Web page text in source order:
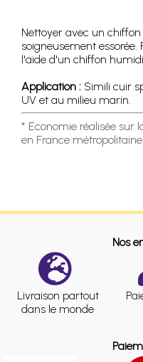
Nettoyer avec un
soigneusement
l'aide d'un chiffon
Application : Simili cuir
UV et au milieu marin.
* Economie réalisée sur
en France métropolitaine
Nos
Livraison partout
dans le monde